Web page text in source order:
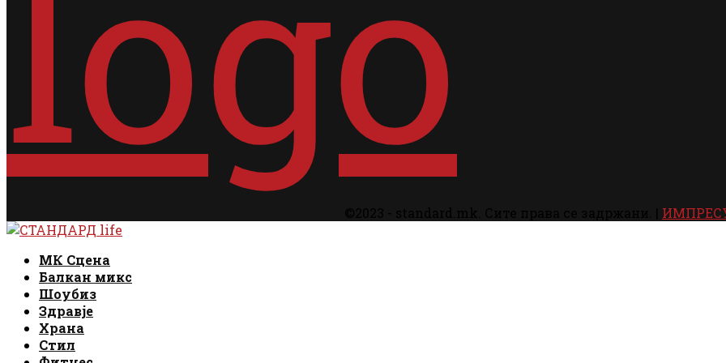
Facebook
Instagram
Email
Rss
МК Сцена
Балкан микс
Шоубиз
Здравје
Храна
Стил